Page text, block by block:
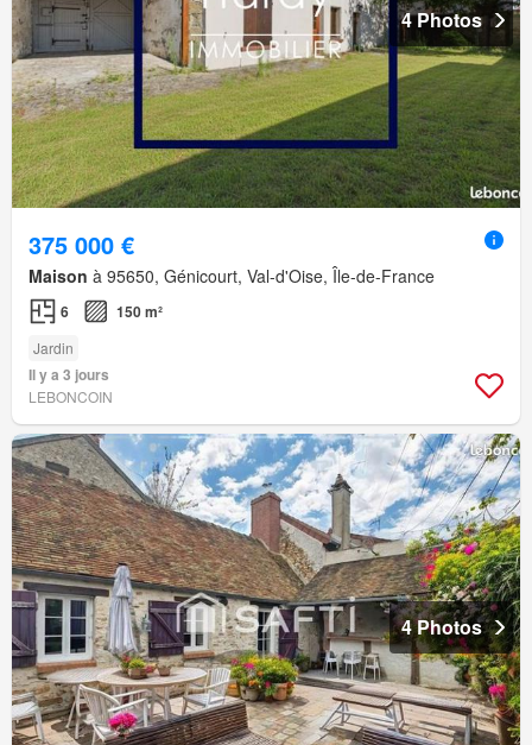
4 Photos
375 000 €
Maison à 95650, Génicourt, Val-d'Oise, Île-de-France
6 150 m²
Jardin
Il y a 3 jours
LEBONCOIN
4 Photos